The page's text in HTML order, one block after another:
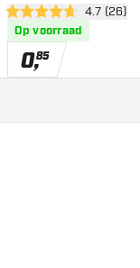
open
4.7 score sterren4.7 (26)
Op voorraad
0,85